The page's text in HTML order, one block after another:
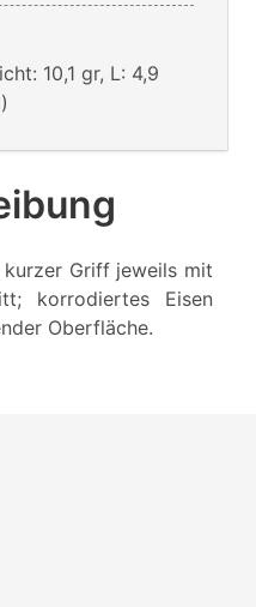
10,1 gr, L: 4,9
kurzer Griff jeweils mit
korrodiertes Eisen
Oberfläche.